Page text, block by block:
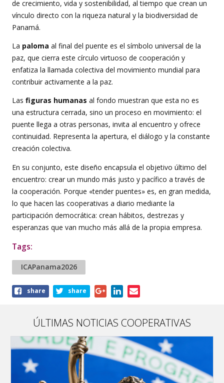
de crecimiento, vida y sostenibilidad, al tiempo que crean un
vínculo directo con la riqueza natural y la biodiversidad de
Panamá.
La paloma al final del puente es el símbolo universal de la
paz, que cierra este círculo virtuoso de cooperación y
enfatiza la llamada colectiva del movimiento mundial para
contribuir activamente a la paz.
Las figuras humanas al fondo muestran que esta no es
una estructura cerrada, sino un proceso en movimiento: el
puente llega a otras personas, invita al encuentro y ofrece
continuidad. Representa la apertura, el diálogo y la constante
creación colectiva.
En su conjunto, este diseño encapsula el objetivo último del
encuentro: crear un mundo más justo y pacífico a través de
la cooperación. Porque «tender puentes» es, en gran medida,
lo que hacen las cooperativas a diario mediante la
participación democrática: crean hábitos, destrezas y
esperanzas que van mucho más allá de la propia empresa.
Tags:
ICAPanama2026
Shareshare share
ÚLTIMAS NOTICIAS COOPERATIVAS